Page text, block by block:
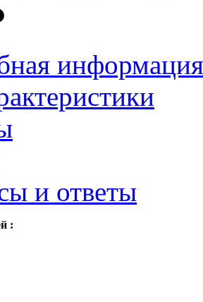
информация
и ответы
: